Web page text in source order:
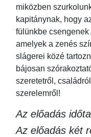
miközben
kapitánynak, hogy
fülünkbe
amelyek a zenés
slágerei közé
bájosan
szeretetről,
szerelemről!
Az előadás
Az előadás két